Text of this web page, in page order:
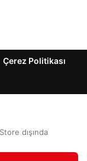
Çerez Politikası
dışında